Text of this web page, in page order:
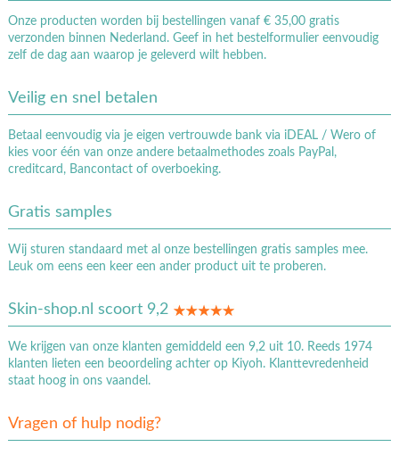
Onze producten worden bij bestellingen vanaf € 35,00 gratis
verzonden binnen Nederland. Geef in het bestelformulier eenvoudig
zelf de dag aan waarop je geleverd wilt hebben.
Veilig en snel betalen
Betaal eenvoudig via je eigen vertrouwde bank via iDEAL / Wero of
kies voor één van onze andere betaalmethodes zoals PayPal,
creditcard, Bancontact of overboeking.
Gratis samples
Wij sturen standaard met al onze bestellingen gratis samples mee.
Leuk om eens een keer een ander product uit te proberen.
Skin-shop.nl scoort 9,2
We krijgen van onze klanten gemiddeld een 9,2 uit 10. Reeds 1974
klanten lieten een beoordeling achter op Kiyoh. Klanttevredenheid
staat hoog in ons vaandel.
Vragen of hulp nodig?